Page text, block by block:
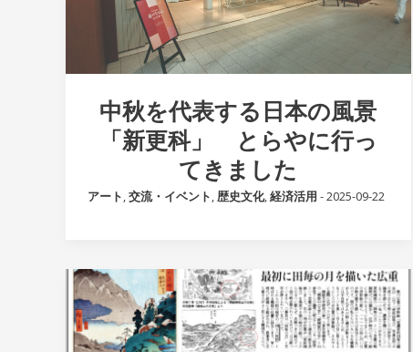
中秋を代表する日本の風景
「新更科」 とらやに行っ
てきました
アート,交流・イベント,歴史文化,経済活用 -2025-09-22